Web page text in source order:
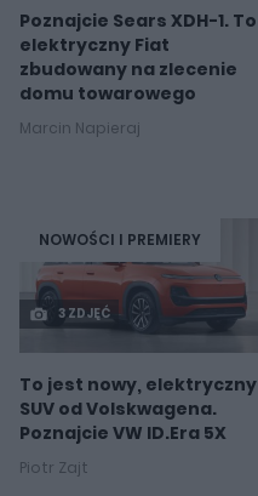
Poznajcie Sears XDH-1. To
elektryczny Fiat
zbudowany na zlecenie
domu towarowego
Marcin Napieraj
NOWOŚCI I PREMIERY
3 ZDJĘĆ
To jest nowy, elektryczny
SUV od Volskwagena.
Poznajcie VW ID.Era 5X
Piotr Zajt